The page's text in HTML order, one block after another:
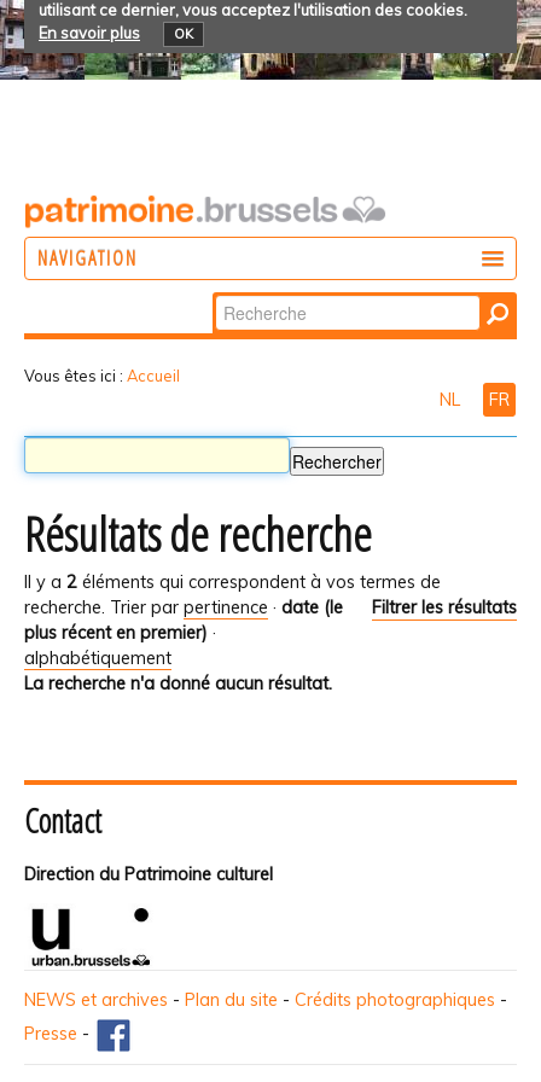
utilisant ce dernier, vous acceptez l'utilisation des cookies.
En savoir plus
OK
NAVIGATION
Chercher par
Recherche
Vous êtes ici : Accueil
NL FR
Résultats de recherche
Il y a 2 éléments qui correspondent à vos termes de
recherche.
Filtrer les résultats
Trier par pertinence · date (le
plus récent en premier) ·
alphabétiquement
La recherche n'a donné aucun résultat.
Contact
Direction du Patrimoine culturel
NEWS et archives - Plan du site - Crédits photographiques -
Presse -